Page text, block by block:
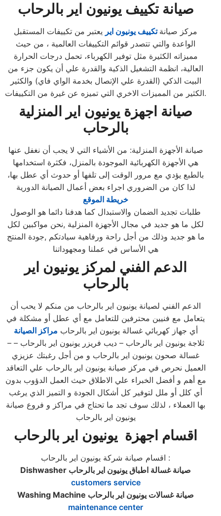
صيانة تكييف يونيون اير بالرحاب
مركز صيانة تكييف يونيون اير يعتبر من تكييفات المستقبل
الواعدة والتي تتصدر قوائم التكييفات العالمية ، من حيث
مميزاته الكثيرة مثل توفير الكهرباء، تحمل درجات الحرارة
العالية، انظمة التشغيل الذكية والقدرة علي أن يكون جزء من
البيت الذكي (القدرة علي الإتصال بخدمة الواي فاي) والكثير
الكثير من المميزات الاخري التي تميزه عن غيرة من التكييفات.
صيانة اجهزة يونيون اير
المنزلية
بالرحاب
صيانة الأجهزة المنزلية: من الأشياء التي لا يجب أن نغفل عنها
هي الأجهزة الكهربائية الموجودة بالمنزل، فكثرة استخدامها
بالطبع يؤدي مع مرور الوقت إلى تلفها أو حدوث أي عطل بها،
لذا كان من الضروري اجراء بعض أعمال الصيانة الدورية
خريطة الموقع
طلبات تجديد الضمان والاستبدال كما هدفنا دائما هو الوصول
لكل ما هو جديد في مجال الأجهزة المنزلية ,نحن مواكبين لكل
ما هو جديد وذلك من أجل راحة ورفاهية سيادتكم ,جودة المنتج
هي الأساس في عملنا ومجهوداتنا
الدعم الفني لمركز يونيون اير
بالرحاب
الدعم الفني لصيانة يونيون اير بالرحاب من منكم لا يحب أن
يتعامل مع فنيين محترفين للتعامل مع أي عطل أو مشكلة في
أي جهاز كهربائي غسالة يونيون اير بالرحاب مراكز الصيانة
– ثلاجة يونيون اير بالرحاب – ديب فريزر يونيون اير بالرحاب –
غسالة صحون يونيون اير بالرحاب و من أجل رغبتك عزيزي
العميل نحرص في مركز صيانة يونيون اير بالرحاب علي التعاقد
مع أهم و أفضل الخبراء علي الاطلاق حيث العمل الدؤوب بدون
أي كلل أو ملل لتوفير كل أشكال الجودة و التميز الذي يرغب
بها العملاء ، لذلك سوف تجد ما تحتاج في مراكز و فروع صيانة
يونيون اير بالرحاب
اقسام اجهزة يونيون اير بالرحاب
اقسام صيانة شركة يونيون اير بالرحاب :
Dishwasher صيانة غسالة اطباق يونيون اير بالرحاب
customers service
Washing Machine صيانة غسالات يونيون اير بالرحاب
maintenance center